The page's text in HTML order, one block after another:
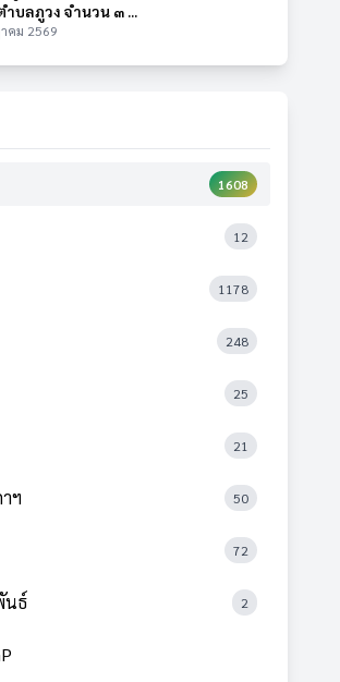
ำบลภูวง จำนวน ๓ ...
คม 2569
1608
12
1178
248
25
21
ฯ 50
72
นธ์ 2